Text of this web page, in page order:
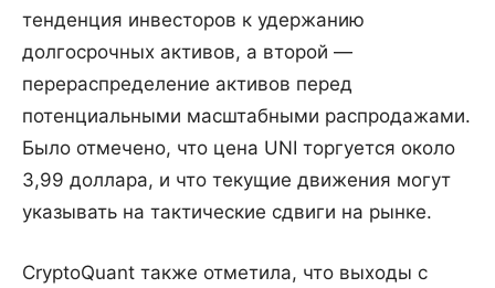
тенденция инвесторов к удержанию
долгосрочных активов, а второй —
перераспределение активов перед
потенциальными масштабными распродажами.
Было отмечено, что цена UNI торгуется около
3,99 доллара, и что текущие движения могут
указывать на тактические сдвиги на рынке.
CryptoQuant также отметила, что выходы с